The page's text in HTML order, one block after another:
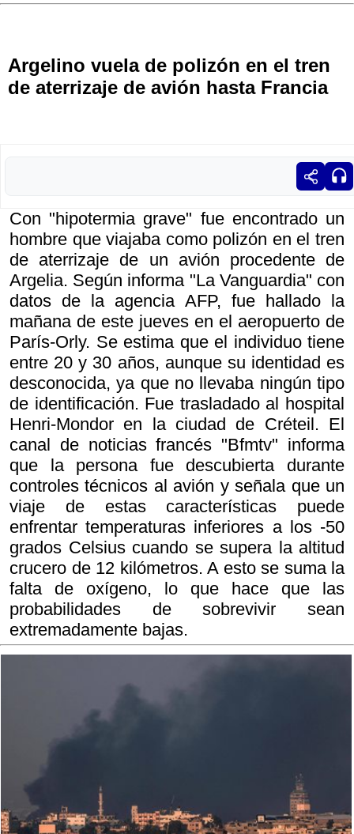
Argelino vuela de polizón en el tren
de aterrizaje de avión hasta Francia
Con "hipotermia grave" fue encontrado un
hombre que viajaba como polizón en el tren
de aterrizaje de un avión procedente de
Argelia. Según informa "La Vanguardia" con
datos de la agencia AFP, fue hallado la
mañana de este jueves en el aeropuerto de
París-Orly. Se estima que el individuo tiene
entre 20 y 30 años, aunque su identidad es
desconocida, ya que no llevaba ningún tipo
de identificación. Fue trasladado al hospital
Henri-Mondor en la ciudad de Créteil. El
canal de noticias francés "Bfmtv" informa
que la persona fue descubierta durante
controles técnicos al avión y señala que un
viaje de estas características puede
enfrentar temperaturas inferiores a los -50
grados Celsius cuando se supera la altitud
crucero de 12 kilómetros. A esto se suma la
falta de oxígeno, lo que hace que las
probabilidades de sobrevivir sean
extremadamente bajas.